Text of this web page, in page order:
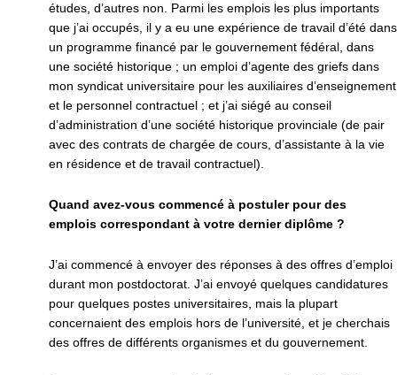
études, d’autres non. Parmi les emplois les plus importants
que j’ai occupés, il y a eu une expérience de travail d’été dans
un programme financé par le gouvernement fédéral, dans
une société historique ; un emploi d’agente des griefs dans
mon syndicat universitaire pour les auxiliaires d’enseignement
et le personnel contractuel ; et j’ai siégé au conseil
d’administration d’une société historique provinciale (de pair
avec des contrats de chargée de cours, d’assistante à la vie
en résidence et de travail contractuel).
Quand avez-vous commencé à postuler pour des
emplois correspondant à votre dernier diplôme ?
J’ai commencé à envoyer des réponses à des offres d’emploi
durant mon postdoctorat. J’ai envoyé quelques candidatures
pour quelques postes universitaires, mais la plupart
concernaient des emplois hors de l’université, et je cherchais
des offres de différents organismes et du gouvernement.